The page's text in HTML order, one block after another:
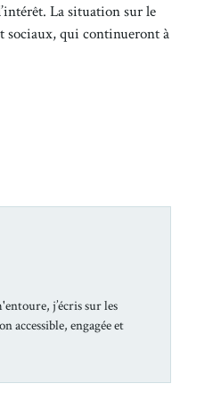
La situation sur le
sociaux, qui continueront à
j’écris sur les
accessible, engagée et